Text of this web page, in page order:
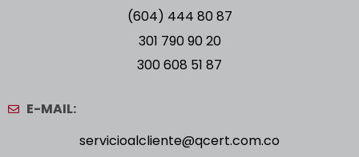
(604) 444 80 87
301 790 90 20
300 608 51 87
E-MAIL:
servicioalcliente@qcert.com.co